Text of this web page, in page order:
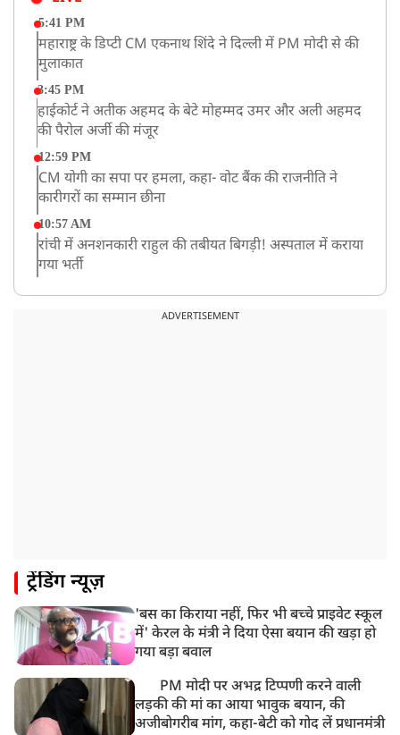
5:41 PM
महाराष्ट्र के डिप्टी CM एकनाथ शिंदे ने दिल्ली में PM मोदी से की
मुलाकात
3:45 PM
हाईकोर्ट ने अतीक अहमद के बेटे मोहम्मद उमर और अली अहमद
की पैरोल अर्जी की मंजूर
12:59 PM
CM योगी का सपा पर हमला, कहा- वोट बैंक की राजनीति ने
कारीगरों का सम्मान छीना
10:57 AM
रांची में अनशनकारी राहुल की तबीयत बिगड़ी! अस्पताल में कराया
गया भर्ती
CBI का बड़ा खुलासा, NTA के एक्सपर्ट्स ने ही लीक कराया
ADVERTISEMENT
ट्रेंडिंग न्यूज़
'बस का किराया नहीं, फिर भी बच्चे प्राइवेट स्कूल
में' केरल के मंत्री ने दिया ऐसा बयान की खड़ा हो
गया बड़ा बवाल
PM मोदी पर अभद्र टिप्पणी करने वाली
लड़की की मां का आया भावुक बयान, की
अजीबोगरीब मांग, कहा-बेटी को गोद लें प्रधानमंत्री